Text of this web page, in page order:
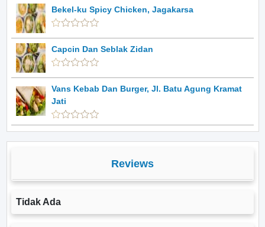
Bekel-ku Spicy Chicken, Jagakarsa
Capcin Dan Seblak Zidan
Vans Kebab Dan Burger, Jl. Batu Agung Kramat
Jati
Reviews
Tidak Ada